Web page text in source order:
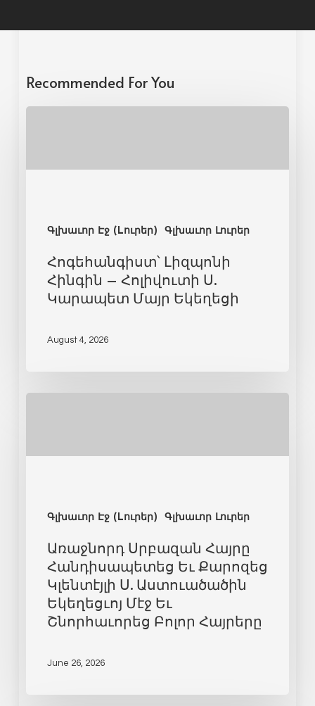
Recommended For You
Գլխաւոր Էջ (Lուրեր) Գլխաւոր Լուրեր
Հոգեհանգիստ՝ Լիզպոնի
Հինգին – Հոլիվուտի Ս.
Կարապետ Մայր Եկեղեցի
August 4, 2026
Գլխաւոր Էջ (Lուրեր) Գլխաւոր Լուրեր
Առաջնորդ Սրբազան Հայրը
Հանդիսապետեց Եւ Քարոզեց
Կլենտէյլի Ս. Աստուածածին
Եկեղեցւոյ Մէջ Եւ
Շնորհաւորեց Բոլոր Հայրերը
June 26, 2026